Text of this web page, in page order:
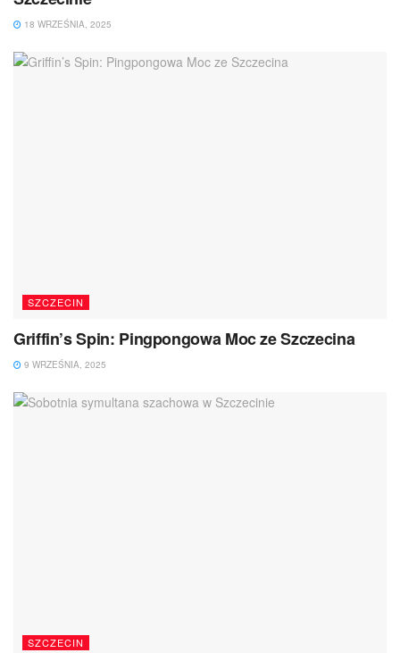
18 WRZEŚNIA, 2025
SZCZECIN
Griffin’s Spin: Pingpongowa Moc ze Szczecina
9 WRZEŚNIA, 2025
SZCZECIN